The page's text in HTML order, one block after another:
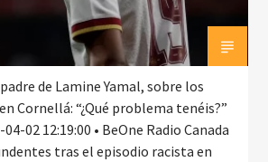
de Lamine Yamal, sobre los
Cornellá: “¿Qué problema tenéis?”
02 12:19:00 • BeOne Radio Canada
tras el episodio racista en